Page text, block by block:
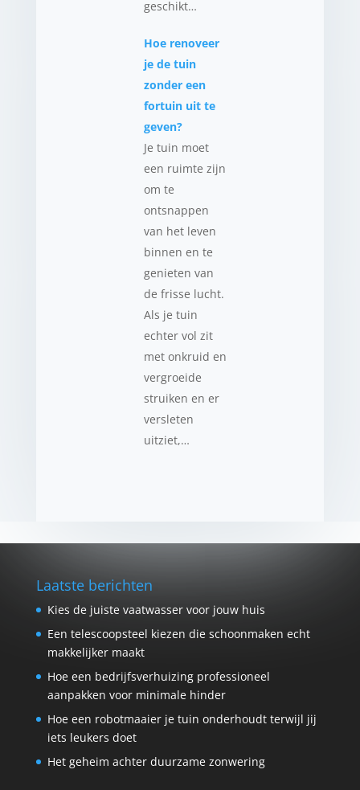
geschikt…
Hoe renoveer
je de tuin
zonder een
fortuin uit te
geven?
Je tuin moet
een ruimte zijn
om te
ontsnappen
van het leven
binnen en te
genieten van
de frisse lucht.
Als je tuin
echter vol zit
met onkruid en
vergroeide
struiken en er
versleten
uitziet,…
Laatste berichten
Kies de juiste vaatwasser voor jouw huis
Een telescoopsteel kiezen die schoonmaken echt
makkelijker maakt
Hoe een bedrijfsverhuizing professioneel
aanpakken voor minimale hinder
Hoe een robotmaaier je tuin onderhoudt terwijl jij
iets leukers doet
Het geheim achter duurzame zonwering